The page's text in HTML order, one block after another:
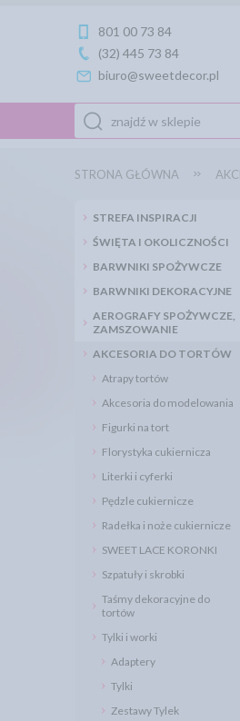
801 00 73 84
(32) 445 73 84
biuro@sweetdecor.pl
STRONA GŁÓWNA
STREFA INSPIRACJI
ŚWIĘTA I OKOLICZNOŚCI
BARWNIKI SPOŻYWCZE
BARWNIKI DEKORACYJNE
AEROGRAFY SPOŻYWCZE,
ZAMSZOWANIE
AKCESORIA DO TORTÓW
Atrapy tortów
Akcesoria do modelowania
Figurki na tort
Florystyka cukiernicza
Literki i cyferki
Pędzle cukiernicze
Radełka i noże cukiernicze
SWEET LACE KORONKI
Szpatuły i skrobki
Taśmy dekoracyjne do
tortów
Tylki i worki
Adaptery
Tylki
Zestawy Tylek